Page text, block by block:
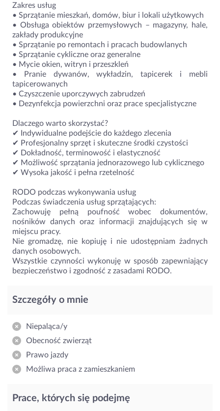
Zakres usług
• Sprzątanie mieszkań, domów, biur i lokali użytkowych
• Obsługa obiektów przemysłowych – magazyny, hale,
zakłady produkcyjne
• Sprzątanie po remontach i pracach budowlanych
• Sprzątanie cykliczne oraz generalne
• Mycie okien, witryn i przeszkleń
• Pranie dywanów, wykładzin, tapicerek i mebli
tapicerowanych
• Czyszczenie uporczywych zabrudzeń
• Dezynfekcja powierzchni oraz prace specjalistyczne
Dlaczego warto skorzystać?
✔ Indywidualne podejście do każdego zlecenia
✔ Profesjonalny sprzęt i skuteczne środki czystości
✔ Dokładność, terminowość i elastyczność
✔ Możliwość sprzątania jednorazowego lub cyklicznego
✔ Wysoka jakość i pełna rzetelność
RODO podczas wykonywania usług
Podczas świadczenia usług sprzątających:
Zachowuję pełną poufność wobec dokumentów,
nośników danych oraz informacji znajdujących się w
miejscu pracy.
Nie gromadzę, nie kopiuję i nie udostępniam żadnych
danych osobowych.
Wszystkie czynności wykonuję w sposób zapewniający
bezpieczeństwo i zgodność z zasadami RODO.
Szczegóły o mnie
Niepaląca/y
Obecność zwierząt
Prawo jazdy
Możliwa praca z zamieszkaniem
Prace, których się podejmę